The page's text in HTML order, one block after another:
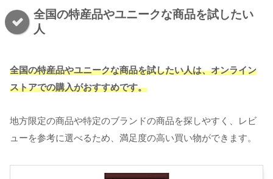
全国の特産品やユニークな商品を試したい
人
全国の特産品やユニークな商品を試したい人は、オンライン
ストアでの購入がおすすめです。
地方限定の商品や特定のブランドの商品を探しやすく、レビ
ューを参考に選べるため、満足度の高い買い物ができます。